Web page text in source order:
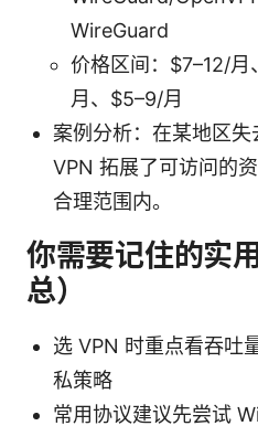
WireGuard
价格区间：$7–12/
月、$5–9/月
案例分析：在某地区
VPN 拓展了可访问的
合理范围内。
你需要记住的实
总）
选 VPN 时重点看吞吐
私策略
常用协议建议先尝试